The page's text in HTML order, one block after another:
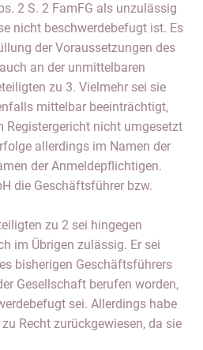
2 S. 2 FamFG als unzulässig
nicht beschwerdebefugt ist. Es
der Voraussetzungen des
an der unmittelbaren
zu 3. Vielmehr sei sie
mittelbar beeinträchtigt,
Registergericht nicht umgesetzt
allerdings im Namen der
der Anmeldepflichtigen.
die Geschäftsführer bzw.
zu 2 sei hingegen
im Übrigen zulässig. Er sei
bisherigen Geschäftsführers
Gesellschaft berufen worden,
sei. Allerdings habe
Recht zurückgewiesen, da sie